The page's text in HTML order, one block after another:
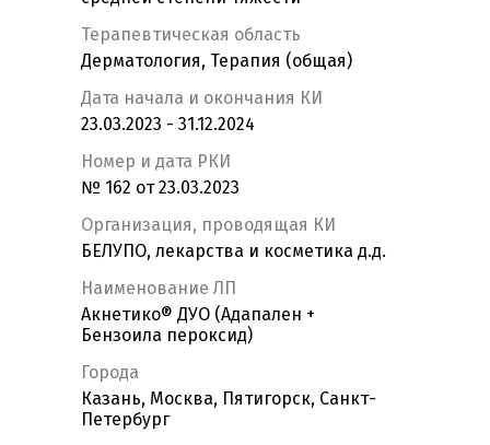
Терапевтическая область
Дерматология, Терапия (общая)
Дата начала и окончания КИ
23.03.2023 - 31.12.2024
Номер и дата РКИ
№ 162 от 23.03.2023
Организация, проводящая КИ
БЕЛУПО, лекарства и косметика д.д.
Наименование ЛП
Акнетико® ДУО (Адапален +
Бензоила пероксид)
Города
Казань, Москва, Пятигорск, Санкт-
Петербург